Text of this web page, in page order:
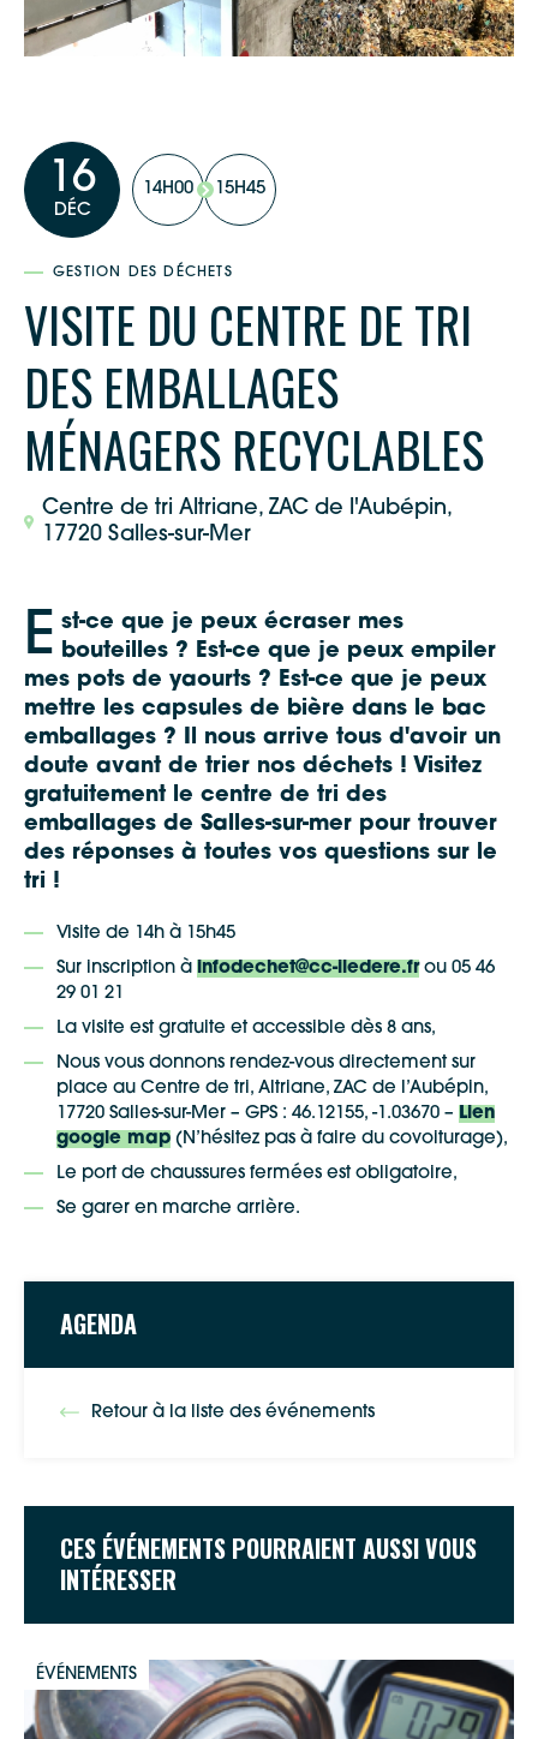
16
DÉC
14H00 15H45
GESTION DES DÉCHETS
VISITE DU CENTRE DE TRI
DES EMBALLAGES
MÉNAGERS RECYCLABLES
Centre de tri Altriane, ZAC de l'Aubépin,
17720 Salles-sur-Mer
AGENDA
Retour à la liste des événements
CES ÉVÉNEMENTS POURRAIENT AUSSI VOUS
INTÉRESSER
ÉVÉNEMENTS
E st-ce que je peux écraser mes
bouteilles ? Est-ce que je peux empiler
mes pots de yaourts ? Est-ce que je peux
mettre les capsules de bière dans le bac
emballages ? Il nous arrive tous d'avoir un
doute avant de trier nos déchets ! Visitez
gratuitement le centre de tri des
emballages de Salles-sur-mer pour trouver
des réponses à toutes vos questions sur le
tri !
Visite de 14h à 15h45
Sur inscription à infodechet@cc-iledere.frou 05 46
29 01 21
La visite est gratuite et accessible dès 8 ans,
Nous vous donnons rendez-vous directement sur
place au Centre de tri, Altriane, ZAC de l’Aubépin,
17720 Salles-sur-Mer – GPS : 46.12155, -1.03670 – Lien
google map (N’hésitez pas à faire du covoiturage),
Le port de chaussures fermées est obligatoire,
Se garer en marche arrière.
Google Maps